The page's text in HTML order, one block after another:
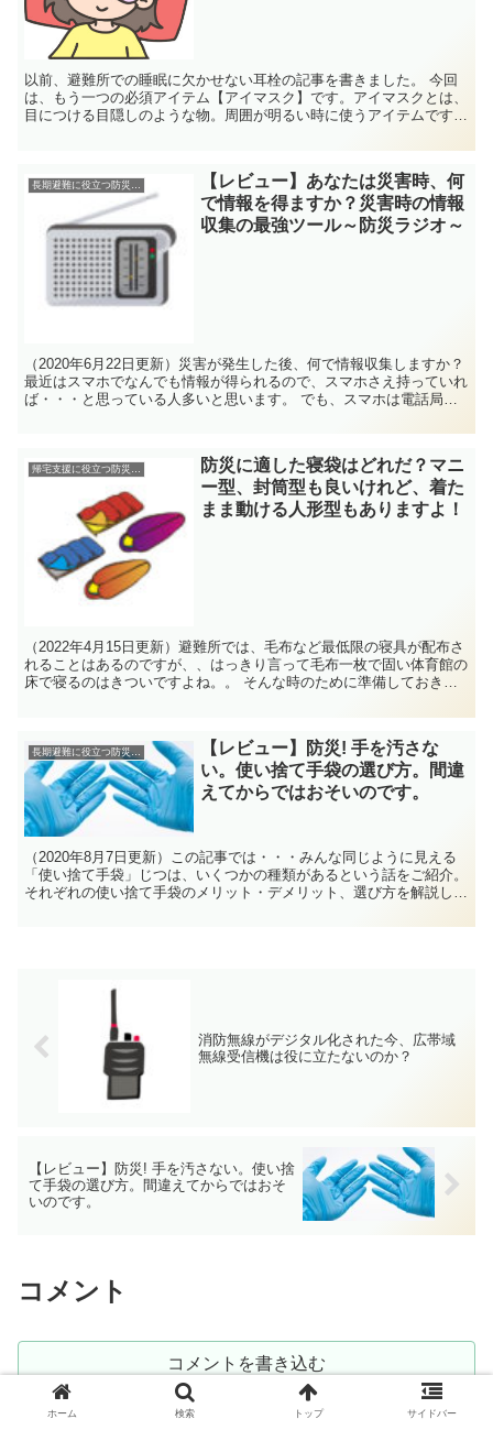
以前、避難所での睡眠に欠かせない耳栓の記事を書きました。 今回
は、もう一つの必須アイテム【アイマスク】です。アイマスクとは、
目につける目隠しのような物。周囲が明るい時に使うアイテムです。
長期避難に役立つ防災グッズ
【レビュー】あなたは災害時、何
で情報を得ますか？災害時の情報
収集の最強ツール～防災ラジオ～
（2020年6月22日更新）災害が発生した後、何で情報収集しますか？
最近はスマホでなんでも情報が得られるので、スマホさえ持っていれ
ば・・・と思っている人多いと思います。 でも、スマホは電話局が
防災に適した寝袋はどれだ？マニ
ー型、封筒型も良いけれど、着た
まま動ける人形型もありますよ！
（2022年4月15日更新）避難所では、毛布など最低限の寝具が配布さ
れることはあるのですが、、はっきり言って毛布一枚で固い体育館の
床で寝るのはきついですよね。。 そんな時のために準備しておきた
長期避難に役立つ防災グッズ
【レビュー】防災! 手を汚さな
い。使い捨て手袋の選び方。間違
えてからではおそいのです。
（2020年8月7日更新）この記事では・・・みんな同じように見える
「使い捨て手袋」じつは、いくつかの種類があるという話をご紹介。
それぞれの使い捨て手袋のメリット・デメリット、選び方を解説しま
消防無線がデジタル化された今、広帯域
無線受信機は役に立たないのか？
【レビュー】防災! 手を汚さない。使い捨
て手袋の選び方。間違えてからではおそ
いのです。
コメント
コメントを書き込む
ホーム 検索 トップ サイドバー